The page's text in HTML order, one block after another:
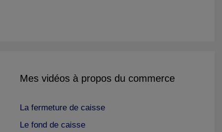
Mes vidéos à propos du commerce
La fermeture de caisse
Le fond de caisse